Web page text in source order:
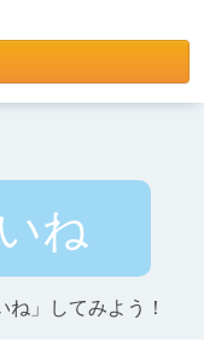
ね
」してみよう！